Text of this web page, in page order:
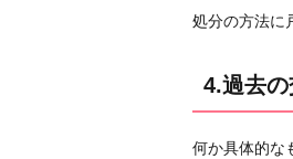
に
練
処分の方法に
4.過去
何か具体的な